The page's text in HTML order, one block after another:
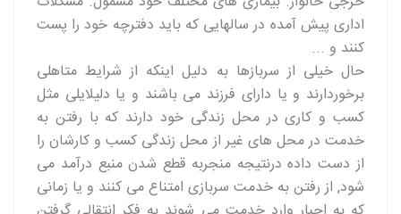
اداری پیش آمده در سالهایی که باید دفترچه خود را پست
کنند و ...
حال خیلی از سربازها به دلیل اینکه از شرایط متاهلی
برخوردارند و یا دارای فرزند می باشند و یا دلیلایلی مثل
کسب و کاری در محل زندگی خود دارند که با رفتن به
خدمت در محل های غیر از محل زندگی کسب و کارشان را
از دست داده درنتیجه منجربه قطع شدن منبع درآمد می
شود, از رفتن به خدمت سربازی امتناع می کنند و یا زمانی